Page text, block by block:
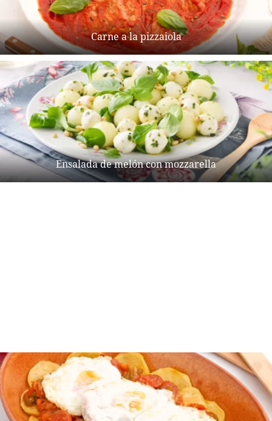
Carne a la pizzaiola
Ensalada de melón con mozzarella